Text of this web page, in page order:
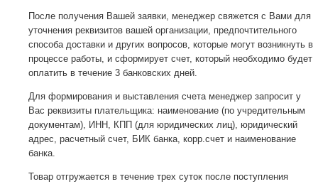
После получения Вашей заявки, менеджер свяжется с Вами для
уточнения реквизитов вашей организации, предпочтительного
способа доставки и других вопросов, которые могут возникнуть в
процессе работы, и сформирует счет, который необходимо будет
оплатить в течение 3 банковских дней.
Для формирования и выставления счета менеджер запросит у
Вас реквизиты плательщика: наименование (по учредительным
документам), ИНН, КПП (для юридических лиц), юридический
адрес, расчетный счет, БИК банка, корр.счет и наименование
банка.
Товар отгружается в течение трех суток после поступления